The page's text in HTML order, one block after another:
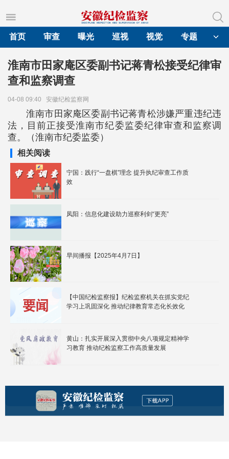
首页
审查 曝光 巡视 视觉 专题
淮南市田家庵区委副书记蒋青松接受纪律审
查和监察调查
04-08 09:40 安徽纪检监察网
淮南市田家庵区委副书记蒋青松涉嫌严重违纪违
法，目前正接受淮南市纪委监委纪律审查和监察调
查。（淮南市纪委监委）
相关阅读
宁国：践行“一盘棋”理念 提升执纪审查工作质
效
凤阳：信息化建设助力巡察利剑“更亮”
早间播报【2025年4月7日】
【中国纪检监察报】纪检监察机关在抓实党纪
学习上巩固深化 推动纪律教育常态化长效化
黄山：扎实开展深入贯彻中央八项规定精神学
习教育 推动纪检监察工作高质量发展